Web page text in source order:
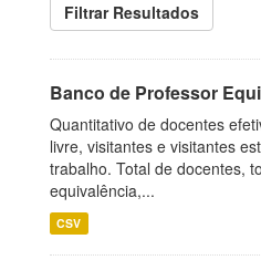
Filtrar Resultados
Banco de Professor
Quantitativo de docentes
livre, visitantes e visitantes
trabalho. Total de docentes,
equivalência,...
CSV